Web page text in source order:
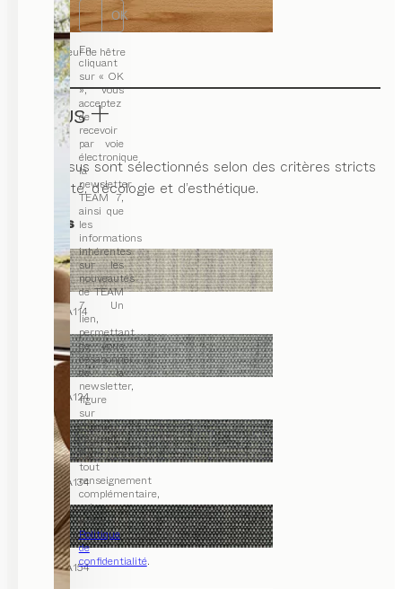
OK
En
cliquant
sur « OK
», vous
acceptez
de
recevoir
par voie
électronique
la
newsletter
TEAM 7,
ainsi que
les
informations
inhérentes
sur les
nouveautés
de TEAM
7. Un
lien,
permettant
de vous
désabonner
de la
newsletter,
figure
sur
chaque
courriel.
Pour
tout
renseignement
complémentaire,
voir
notre
Politique
de
confidentialité.
cœur de hêtre
TISSUS
Nos tissus sont sélectionnés selon des critères stricts
de qualité, d’écologie et d’esthétique.
Canvas
CA114
CA124
CA134
CA154